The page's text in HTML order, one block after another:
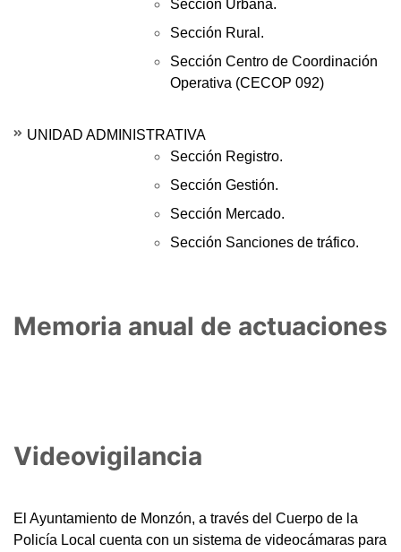
Sección Urbana.
Sección Rural.
Sección Centro de Coordinación
Operativa (CECOP 092)
UNIDAD ADMINISTRATIVA
Sección Registro.
Sección Gestión.
Sección Mercado.
Sección Sanciones de tráfico.
Memoria anual de actuaciones
Videovigilancia
El Ayuntamiento de Monzón, a través del Cuerpo de la
Policía Local cuenta con un sistema de videocámaras para